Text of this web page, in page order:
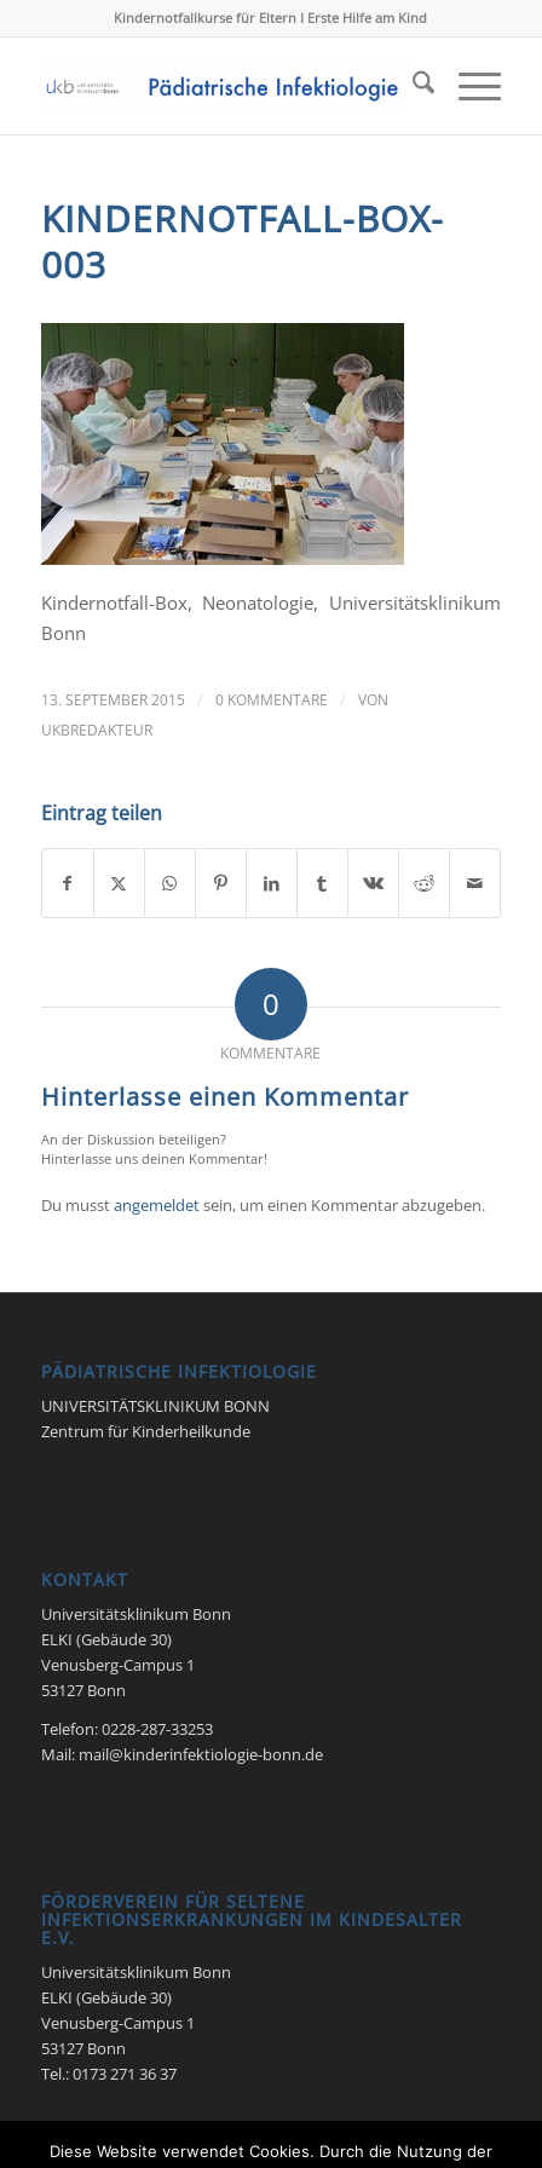
Kindernotfallkurse für Eltern I Erste Hilfe am Kind
KINDERNOTFALL-BOX-
003
Kindernotfall-Box, Neonatologie, Universitätsklinikum
Bonn
13. SEPTEMBER 2015 / 0 KOMMENTARE /
VON
UKBREDAKTEUR
Eintrag teilen
0
KOMMENTARE
Hinterlasse einen Kommentar
An der Diskussion beteiligen?
Hinterlasse uns deinen Kommentar!
Du musstangemeldetsein, um einen Kommentar abzugeben.
PÄDIATRISCHE INFEKTIOLOGIE
UNIVERSITÄTSKLINIKUM BONN
Zentrum für Kinderheilkunde
KONTAKT
Universitätsklinikum Bonn
ELKI (Gebäude 30)
Venusberg-Campus 1
53127 Bonn
Telefon: 0228-287-33253
Mail: mail@kinderinfektiologie-bonn.de
FÖRDERVEREIN FÜR SELTENE
INFEKTIONSERKRANKUNGEN IM KINDESALTER
E.V.
Universitätsklinikum Bonn
ELKI (Gebäude 30)
Venusberg-Campus 1
53127 Bonn
Tel.: 0173 271 36 37
Diese Website verwendet Cookies. Durch die Nutzung der